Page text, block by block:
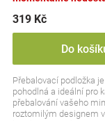
319 Kč
Do
Přebalovací podložka je
pohodlná a ideální pro
přebalování vašeho
roztomilým designem